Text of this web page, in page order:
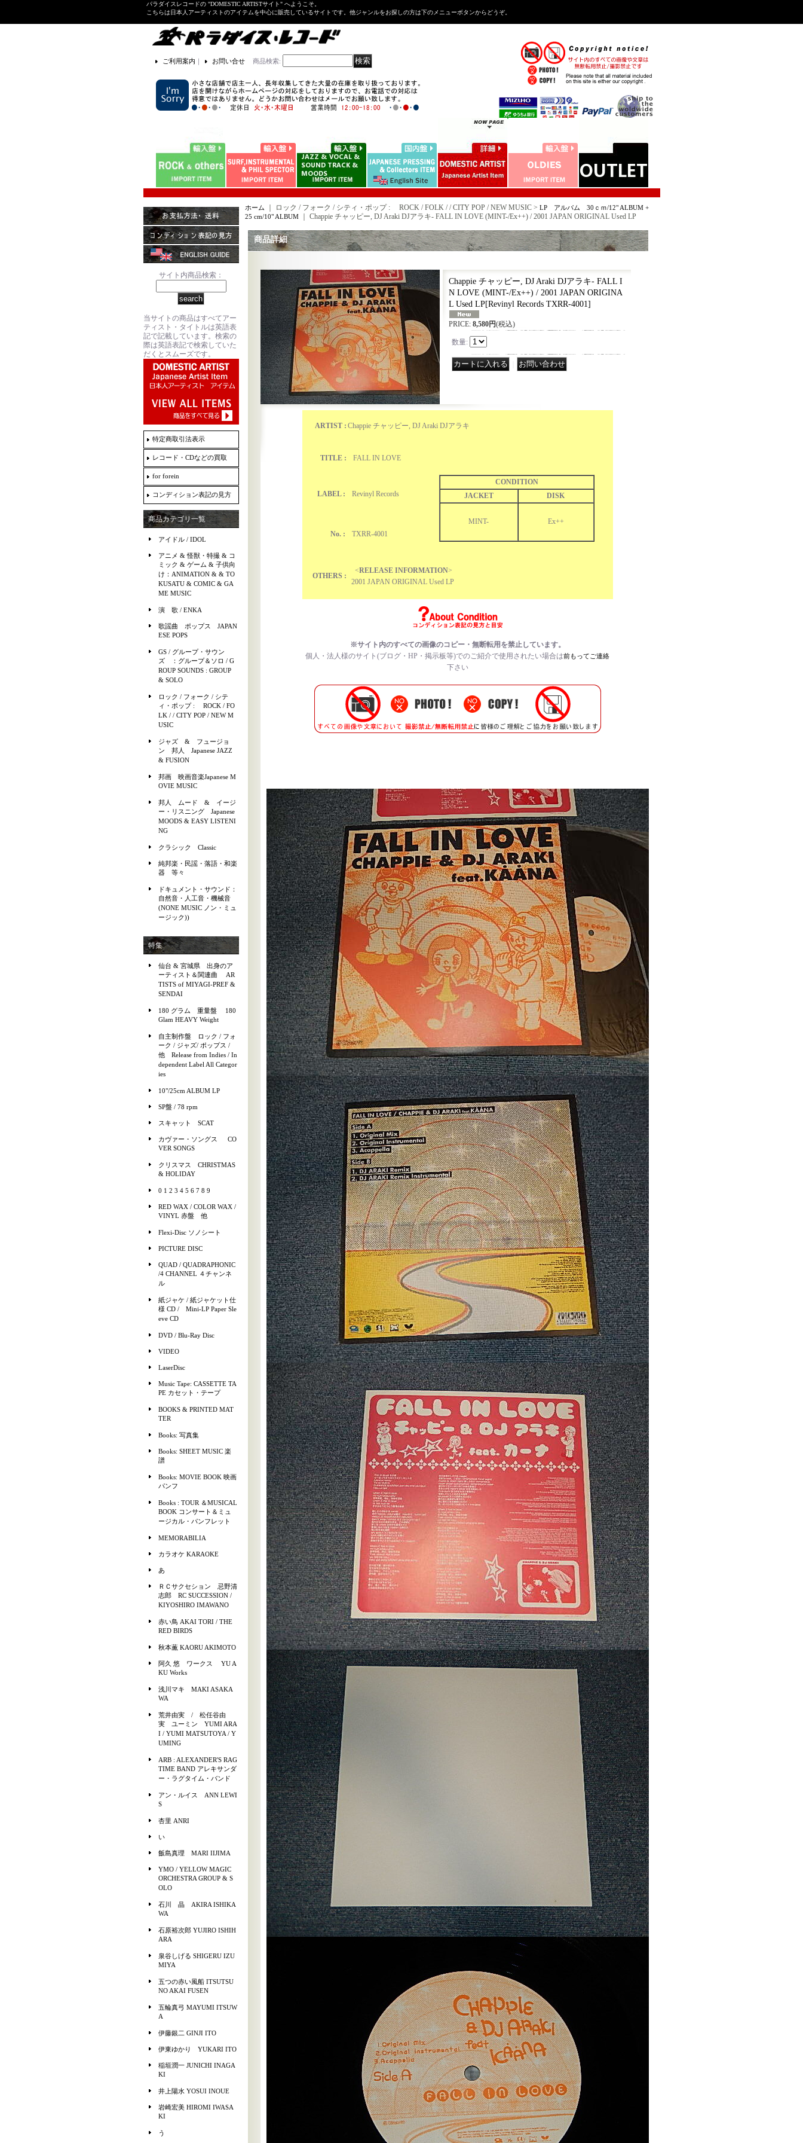
パラダイスレコードの "DOMESTIC ARTISTサイト" へようこそ。
こちらは日本人アーティストのアイテムを中心に販売しているサイトです。他ジャンルをお探しの方は下のメニューボタンからどうぞ。
ご利用案内 ｜ お問い合せ 商品検索:
サイト内商品検索：
当サイトの商品はすべてアー
ティスト・タイトルは英語表
記で記載しています。検索の
際は英語表記で検索していた
だくとスムーズです。
特定商取引法表示
レコード・CDなどの買取
for forein
コンディション表記の見方
商品カテゴリ一覧
アイドル / IDOL
アニメ & 怪獣・特撮 & コ
ミック & ゲーム & 子供向
け：ANIMATION & & TO
KUSATU & COMIC & GA
ME MUSIC
演 歌 / ENKA
歌謡曲 ポップス JAPAN
ESE POPS
GS / グループ・サウン
ズ ：グループ＆ソロ / G
ROUP SOUNDS : GROUP
& SOLO
ロック / フォーク / シテ
ィ・ポップ : ROCK / FO
LK / / CITY POP / NEW M
USIC
ジャズ & フュージョ
ン 邦人 Japanese JAZZ
& FUSION
邦画 映画音楽Japanese M
OVIE MUSIC
邦人 ムード & イージ
ー・リスニング Japanese
MOODS & EASY LISTENI
NG
クラシック Classic
純邦楽・民謡・落語・和楽
器 等々
ドキュメント・サウンド：
自然音・人工音・機械音
(NONE MUSIC ノン・ミュ
ージック))
特集
仙台 & 宮城県 出身のア
ーティスト＆関連曲 AR
TISTS of MIYAGI-PREF &
SENDAI
180 グラム 重量盤 180
Glam HEAVY Weight
自主制作盤 ロック / フォ
ーク / ジャズ/ ポップス /
他 Release from Indies / In
dependent Label All Categor
ies
10"/25cm ALBUM LP
SP盤 / 78 rpm
スキャット SCAT
カヴァー・ソングス CO
VER SONGS
クリスマス CHRISTMAS
& HOLIDAY
0 1 2 3 4 5 6 7 8 9
RED WAX / COLOR WAX /
VINYL 赤盤 他
Flexi-Disc ソノシート
PICTURE DISC
QUAD / QUADRAPHONIC
/4 CHANNEL ４チャンネ
ル
紙ジャケ / 紙ジャケット仕
様 CD / Mini-LP Paper Sle
eve CD
DVD / Blu-Ray Disc
VIDEO
LaserDisc
Music Tape: CASSETTE TA
PE カセット・テープ
BOOKS & PRINTED MAT
TER
Books: 写真集
Books: SHEET MUSIC 楽
譜
Books: MOVIE BOOK 映画
パンフ
Books : TOUR ＆MUSICAL
BOOK コンサート＆ミュ
ージカル・パンフレット
MEMORABILIA
カラオケ KARAOKE
あ
ＲＣサクセション 忌野清
志郎 RC SUCCESSION /
KIYOSHIRO IMAWANO
赤い鳥 AKAI TORI / THE
RED BIRDS
秋本薫 KAORU AKIMOTO
阿久 悠 ワークス YU A
KU Works
浅川マキ MAKI ASAKA
WA
荒井由実 / 松任谷由
実 ユーミン YUMI ARA
I / YUMI MATSUTOYA / Y
UMING
ARB : ALEXANDER'S RAG
TIME BAND アレキサンダ
ー・ラグタイム・バンド
アン・ルイス ANN LEWI
S
杏里 ANRI
い
飯島真理 MARI IIJIMA
YMO / YELLOW MAGIC
ORCHESTRA GROUP & S
OLO
石川 晶 AKIRA ISHIKA
WA
石原裕次郎 YUJIRO ISHIH
ARA
泉谷しげる SHIGERU IZU
MIYA
五つの赤い風船 ITSUTSU
NO AKAI FUSEN
五輪真弓 MAYUMI ITSUW
A
伊藤銀二 GINJI ITO
伊東ゆかり YUKARI ITO
稲垣潤一 JUNICHI INAGA
KI
井上陽水 YOSUI INOUE
岩崎宏美 HIROMI IWASA
KI
う
ホーム ｜ ロック / フォーク / シティ・ポップ : ROCK / FOLK / / CITY POP / NEW MUSIC > LP アルバム 30ｃｍ/12" ALBUM +
25 cm/10" ALBUM｜ Chappie チャッピー, DJ Araki DJアラキ- FALL IN LOVE (MINT-/Ex++) / 2001 JAPAN ORIGINAL Used LP
商品詳細
Chappie チャッピー, DJ Araki DJアラキ- FALL I
N LOVE (MINT-/Ex++) / 2001 JAPAN ORIGINA
L Used LP[Revinyl Records TXRR-4001]
PRICE: 8,580円(税込)
数量:
ARTIST : Chappie チャッピー, DJ Araki DJアラキ
TITLE : FALL IN LOVE
LABEL : Revinyl Records
CONDITION
JACKET
DISK
MINT-
Ex++
No. :
TXRR-4001
OTHERS :
<RELEASE INFORMATION>
2001 JAPAN ORIGINAL Used LP
※サイト内のすべての画像のコピー・無断転用を禁止しています。
個人・法人様のサイト(ブログ・HP・掲示板等)でのご紹介で使用されたい場合は前もってご連絡
下さい